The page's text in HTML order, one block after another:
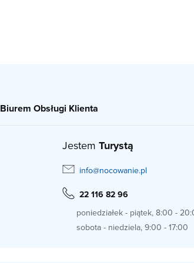
Biurem Obsługi Klienta
Jestem Turystą
info@nocowanie.pl
22 116 82 96
poniedziałek - piątek, 8:00 -
sobota - niedziela, 9:00 - 17:00